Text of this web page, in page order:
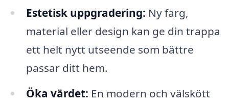
Estetisk uppgradering: Ny färg,
material eller design kan ge din trappa
ett helt nytt utseende som bättre
passar ditt hem.
Öka värdet: En modern och välskött